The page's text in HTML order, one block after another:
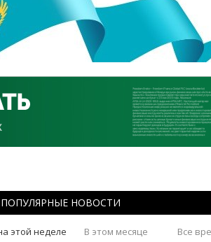
ПОПУЛЯРНЫЕ НОВОСТИ
этой неделе В этом месяце Все